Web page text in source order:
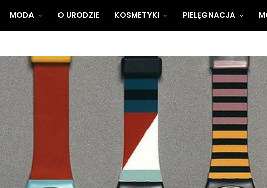
MODA O URODZIE KOSMETYKI PIELĘGNACJA